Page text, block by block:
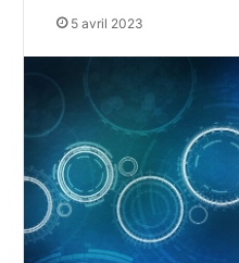
5 avril 2023